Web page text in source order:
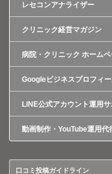
レセコンアナライザー
クリニック経営マガジン
病院・クリニック ホーム
Googleビジネスプロフィ
LINE公式アカウント運用サ
動画制作・YouTube運用代
口コミ投稿ガイドライン